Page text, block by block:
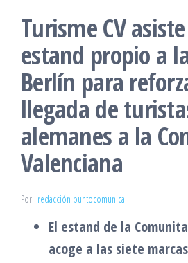
Turisme CV
estand propio a
Berlín para
llegada de
alemanes a la
Valenciana
Por redacción puntocomunica
El estand de la
acoge a las siete